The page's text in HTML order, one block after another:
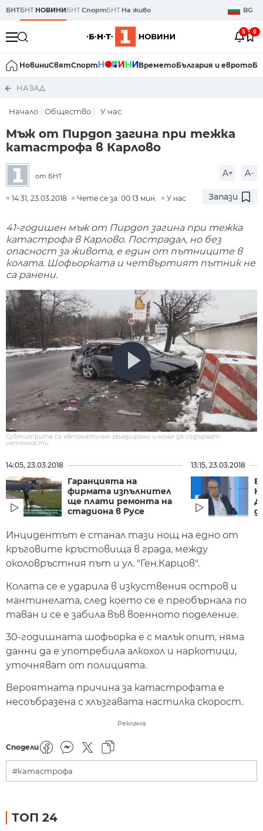
БНТБНТ НОВИНИБНТСпортБНТ На живо BG
5 0
НовиниСвятСпорт ВреметоБългария и еврото
НАЗАД
Начало Общество У нас
Мъж от Пирдоп загина при тежка
катастрофа в Карлово
от БНТ A+ A-
14:31, 23.03.2018 Чете се за: 00:13 мин. У нас Запази
41-годишен мъж от Пирдоп загина при тежка
катастрофа в Карлово. Пострадал, но без
опасност за живота, е един от пътниците в
колата. Шофьорката и четвъртият пътник не
са ранени.
Субтитрите са автоматично генерирани и може да съдържат
неточности.
14:05, 23.03.2018
Гаранцията на
фирмата изпълнител
ще плати ремонта на
стадиона в Русе
13:15, 23.03.2018
Инцидентът е станал тази нощ на едно от
кръговите кръстовища в града, между
околовръстния път и ул. "Ген.Карцов".
Колата се е ударила в изкуствения остров и
мантинелата, след което се е преобърнала по
таван и се е забила във военното поделение.
30-годишната шофьорка е с малък опит, няма
данни да е употребила алкохол и наркотици,
уточняват от полицията.
Вероятната причина за катастрофата е
несоъбразена с хлъзгавата настилка скорост.
Реклама
Сподели
#катастрофа
ТОП 24